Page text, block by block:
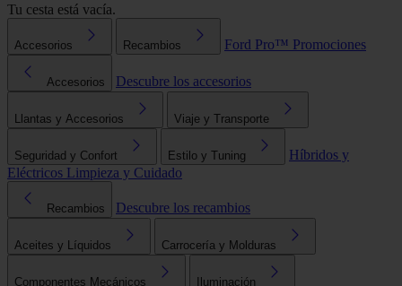
Tu cesta está vacía.
Accesorios Recambios Ford Pro™ Promociones
Accesorios Descubre los accesorios
Llantas y Accesorios Viaje y Transporte
Seguridad y Confort Estilo y Tuning
Híbridos y
Eléctricos Limpieza y Cuidado
Recambios Descubre los recambios
Aceites y Líquidos Carrocería y Molduras
Componentes Mecánicos Iluminación